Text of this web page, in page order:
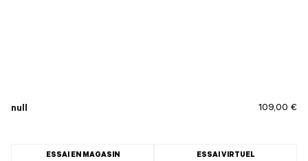
null 109,00 €
ESSAI EN MAGASIN ESSAI VIRTUEL